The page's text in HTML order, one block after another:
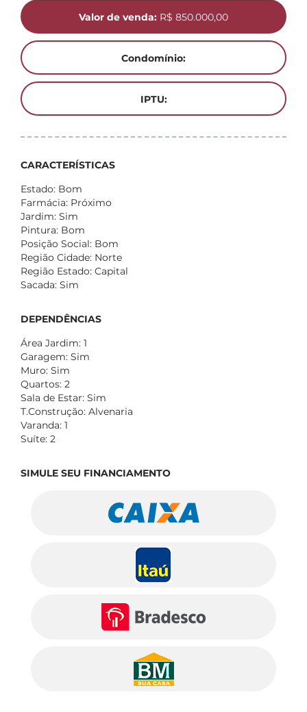
Valor de venda: R$ 850.000,00
Condomínio:
IPTU:
CARACTERÍSTICAS
Estado: Bom
Farmácia: Próximo
Jardim: Sim
Pintura: Bom
Posição Social: Bom
Região Cidade: Norte
Região Estado: Capital
Sacada: Sim
DEPENDÊNCIAS
Área Jardim: 1
Garagem: Sim
Muro: Sim
Quartos: 2
Sala de Estar: Sim
T.Construção: Alvenaria
Varanda: 1
Suíte: 2
SIMULE SEU FINANCIAMENTO